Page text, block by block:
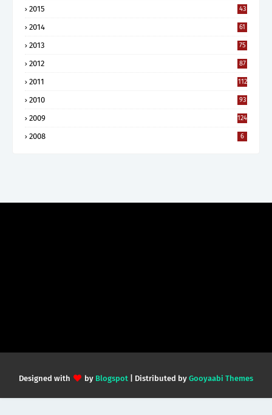
2015 43
2014 61
2013 75
2012 87
2011 112
2010 93
2009 124
2008 6
Designed with by Blogspot | Distributed by Gooyaabi Themes